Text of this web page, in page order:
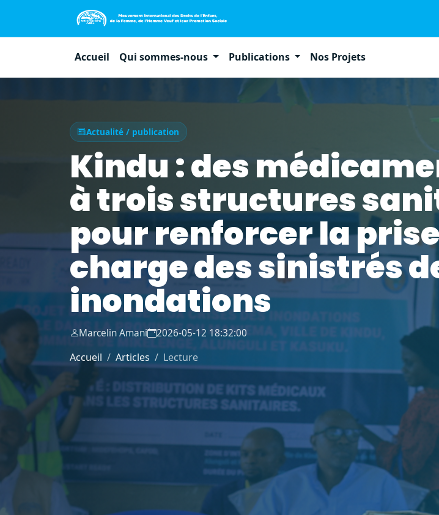
Accueil Qui sommes-nous Publications Nos Projets
Actualité / publication
Kindu : des
à trois structures
pour renforcer la
charge des sinistrés
inondations
Marcelin Amani 2026-05-12 18:32:00
Accueil Articles Lecture